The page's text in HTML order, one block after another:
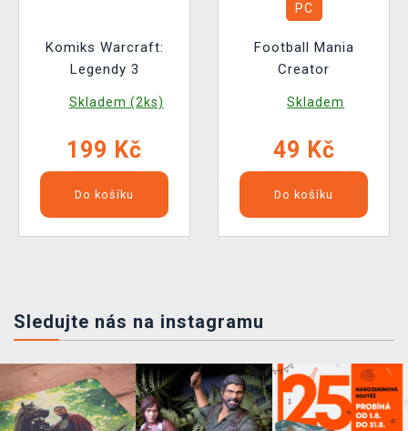
Komiks Warcraft:
Legendy 3
Skladem (2ks)
199 Kč
Do košíku
PC
Football Mania
Creator
Skladem
49 Kč
Do košíku
Sledujte nás na instagramu